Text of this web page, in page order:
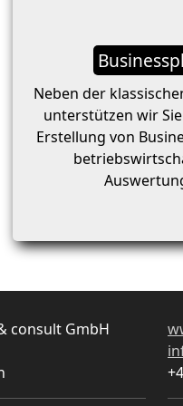
Neben der
unterstützen wir
Erstellung von
consult GmbH